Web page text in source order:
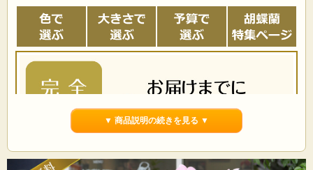
事前にお電話での確認をおすすめしています。在庫がある
▼ 商品説明の続きを見る ▼